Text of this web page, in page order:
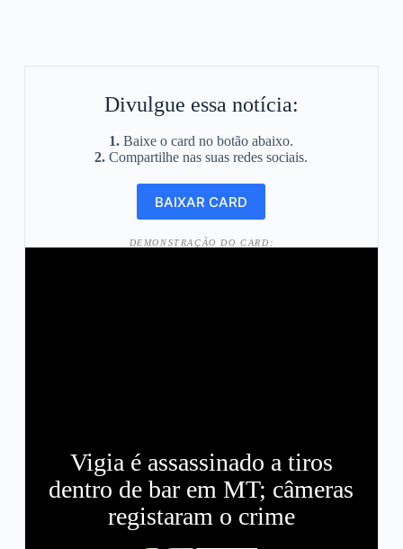
Divulgue essa notícia:
1. Baixe o card no botão abaixo.
2. Compartilhe nas suas redes sociais.
DEMONSTRAÇÃO DO CARD:
Vigia é assassinado a tiros
dentro de bar em MT; câmeras
registaram o crime